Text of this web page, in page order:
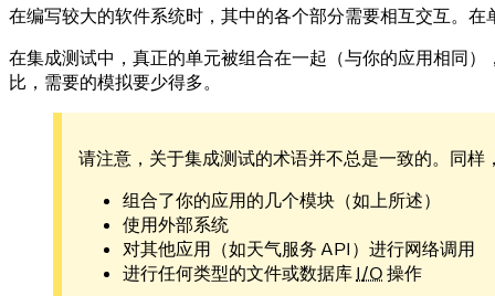
在编写较大的软件系统时，其中的各个部分需要相互交互。
在集成测试中，真正的单元被组合在一起（与你的应用相同
比，需要的模拟要少得多。
请注意，关于集成测试的术语并不总是一致的。同
组合了你的应用的几个模块（如上所述）
使用外部系统
对其他应用（如天气服务 API）进行网络调用
进行任何类型的文件或数据库 I/O 操作